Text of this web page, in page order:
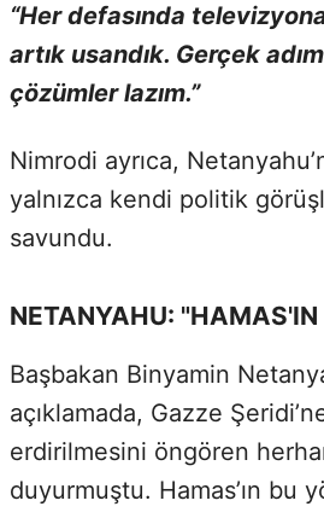
“Her defasında
artık usandık. Gerçek
çözümler lazım.”
Nimrodi ayrıca,
yalnızca kendi politik
savundu.
NETANYAHU:
Başbakan Binyamin
açıklamada, Gazze
erdirilmesini öngören
duyurmuştu. Hamas’ın